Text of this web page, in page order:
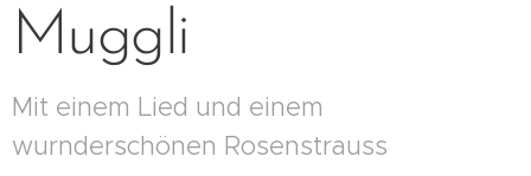
Muggli
Mit einem Lied und einem
wurnderschönen Rosenstrauss